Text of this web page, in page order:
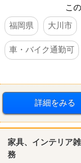
こ
福岡県
大川市
車・バイク通勤可
詳細をみる
家具、インテリア
務